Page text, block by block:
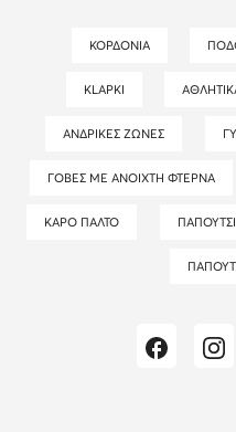
ΚΟΡΔΌΝΙΑ
KLAPKI
ΑΝΔΡΙΚΈΣ ΖΏΝΕΣ
ΓΌΒΕΣ ΜΕ ΑΝΟΙΧΤΉ ΦΤΈΡΝΑ
ΚΑΡΌ ΠΑΛΤΌ